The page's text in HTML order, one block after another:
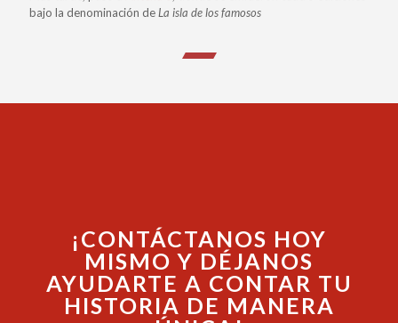
bajo la denominación deLa isla de los famosos
¡CONTÁCTANOS HOY
MISMO Y DÉJANOS
AYUDARTE A CONTAR TU
HISTORIA DE MANERA